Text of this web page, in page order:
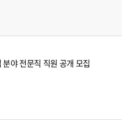
야 전문직 직원 공개 모집